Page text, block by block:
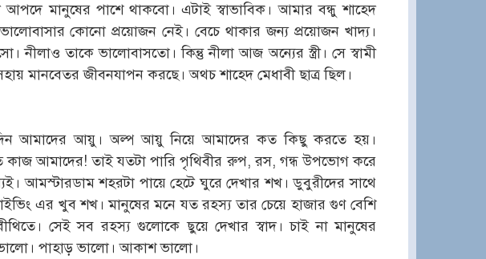
মানুষের পাশে থাকবো। এটাই স্বাভাবিক। আমার বন্ধু শাহেদ
কোনো প্রয়োজন নেই। বেচে থাকার জন্য প্রয়োজন খাদ্য।
নীলাও তাকে ভালোবাসতো। কিন্তু নীলা আজ অন্যের স্ত্রী। সে স্বামী
মানবেতর জীবনযাপন করছে। অথচ শাহেদ মেধাবী ছাত্র ছিল।
আমাদের আয়ু। অল্প আয়ু নিয়ে আমাদের কত কিছু করতে হয়।
কাজ আমাদের! তাই যতটা পারি পৃথিবীর রুপ, রস, গন্ধ উপভোগ করে
আমস্টারডাম শহরটা পায়ে হেটে ঘুরে দেখার শখ। ডুবুরীদের সাথে
এর খুব শখ। মানুষের মনে যত রহস্য তার চেয়ে হাজার গুণ বেশি
সেই সব রহস্য গুলোকে ছুয়ে দেখার স্বাদ। চাই না মানুষের
ভালো। পাহাড় ভালো। আকাশ ভালো।